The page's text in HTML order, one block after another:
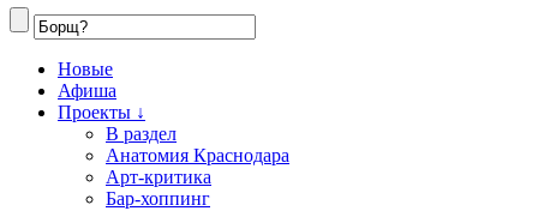
Новые
Афиша
Проекты ↓
В раздел
Анатомия Краснодара
Арт-критика
Бар-хоппинг